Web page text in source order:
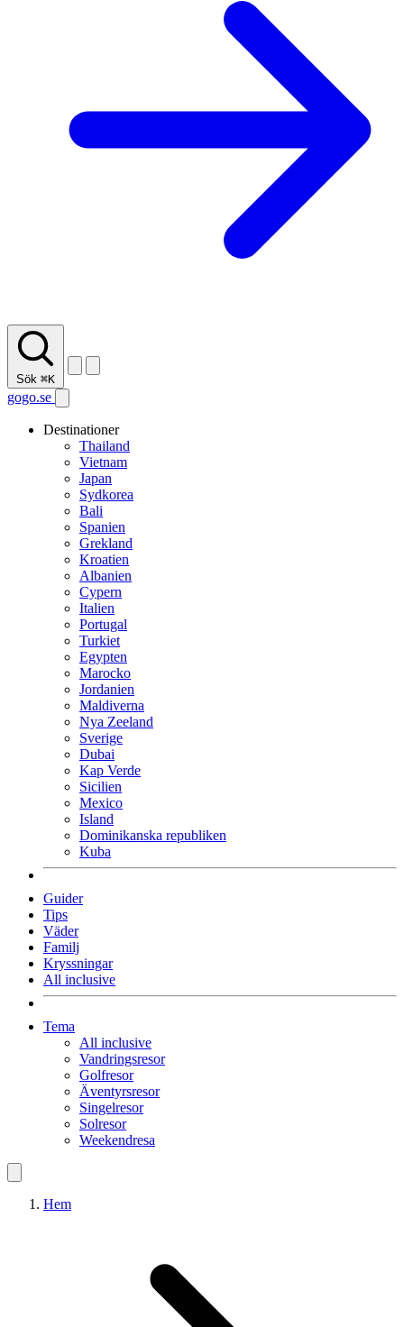
Sök ⌘K
gogo.se
Destinationer
Thailand
Vietnam
Japan
Sydkorea
Bali
Spanien
Grekland
Kroatien
Albanien
Cypern
Italien
Portugal
Turkiet
Egypten
Marocko
Jordanien
Maldiverna
Nya Zeeland
Sverige
Dubai
Kap Verde
Sicilien
Mexico
Island
Dominikanska republiken
Kuba
Guider
Tips
Väder
Familj
Kryssningar
All inclusive
Tema
All inclusive
Vandringsresor
Golfresor
Äventyrsresor
Singelresor
Solresor
Weekendresa
Hem